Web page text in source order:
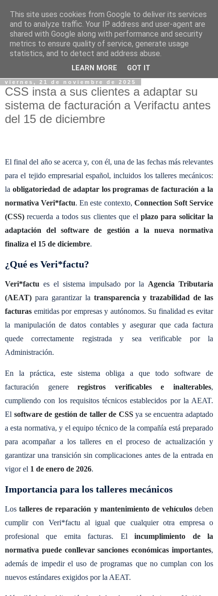
viernes, 21 de noviembre de 2025
CSS insta a sus clientes a adaptar su
sistema de facturación a Verifactu antes
del 15 de diciembre
El final del año se acerca y, con él, una de las fechas más relevantes
para el tejido empresarial español, incluidos los talleres mecánicos:
la obligatoriedad de adaptar los programas de facturación a la
normativa Veri*factu. En este contexto, Connection Soft Service
(CSS) recuerda a todos sus clientes que el plazo para solicitar la
adaptación del software de gestión a la nueva normativa
finaliza el 15 de diciembre.
¿Qué es Veri*factu?
Veri*factu es el sistema impulsado por la Agencia Tributaria
(AEAT) para garantizar la transparencia y trazabilidad de las
facturas emitidas por empresas y autónomos. Su finalidad es evitar
la manipulación de datos contables y asegurar que cada factura
quede correctamente registrada y sea verificable por la
Administración.
En la práctica, este sistema obliga a que todo software de
facturación genereregistros verificables e inalterables,
cumpliendo con los requisitos técnicos establecidos por la AEAT.
El software de gestión de taller de CSSya se encuentra adaptado
a esta normativa, y el equipo técnico de la compañía está preparado
para acompañar a los talleres en el proceso de actualización y
garantizar una transición sin complicaciones antes de la entrada en
vigor el 1 de enero de 2026.
Importancia para los talleres mecánicos
Lostalleres de reparación y mantenimiento de vehículosdeben
cumplir con Veri*factu al igual que cualquier otra empresa o
profesional que emita facturas. Elincumplimiento de la
normativa puede conllevar sanciones económicas importantes,
además de impedir el uso de programas que no cumplan con los
nuevos estándares exigidos por la AEAT.
This site uses cookies from Google to deliver its services
and to analyze traffic. Your IP address and user-agent are
shared with Google along with performance and security
metrics to ensure quality of service, generate usage
statistics, and to detect and address abuse.
LEARN MORE GOT IT